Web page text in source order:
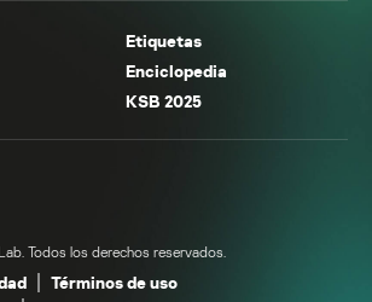
Etiquetas
Enciclopedia
KSB 2025
Todos los derechos reservados.
Términos de uso